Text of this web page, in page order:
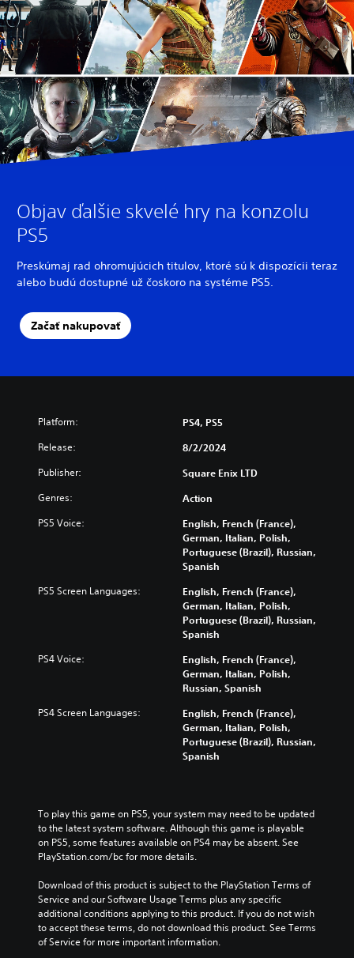
Objav ďalšie skvelé hry na konzolu
PS5
Preskúmaj rad ohromujúcich titulov, ktoré sú k dispozícii teraz
alebo budú dostupné už čoskoro na systéme PS5.
Začať nakupovať
Platform: PS4, PS5
Release: 8/2/2024
Publisher: Square Enix LTD
Genres: Action
PS5 Voice:
English, French (France),
German, Italian, Polish,
Portuguese (Brazil), Russian,
Spanish
PS5 Screen Languages:
English, French (France),
German, Italian, Polish,
Portuguese (Brazil), Russian,
Spanish
PS4 Voice:
English, French (France),
German, Italian, Polish,
Russian, Spanish
PS4 Screen Languages:
English, French (France),
German, Italian, Polish,
Portuguese (Brazil), Russian,
Spanish
To play this game on PS5, your system may need to be updated
to the latest system software. Although this game is playable
on PS5, some features available on PS4 may be absent. See
PlayStation.com/bc for more details.
Download of this product is subject to the PlayStation Terms of
Service and our Software Usage Terms plus any specific
additional conditions applying to this product. If you do not wish
to accept these terms, do not download this product. See Terms
of Service for more important information.